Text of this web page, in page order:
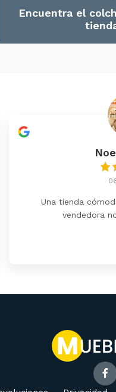
Encuentra el
Una tienda
vendedora